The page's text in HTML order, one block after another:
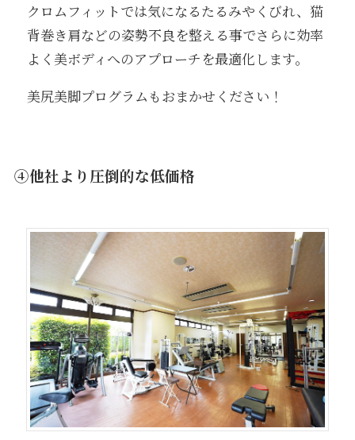
クロムフィットでは気になるたるみやくびれ、猫
背巻き肩などの姿勢不良を整える事でさらに効率
よく美ボディへのアプローチを最適化します。
美尻美脚プログラムもおまかせください！
④他社より圧倒的な低価格